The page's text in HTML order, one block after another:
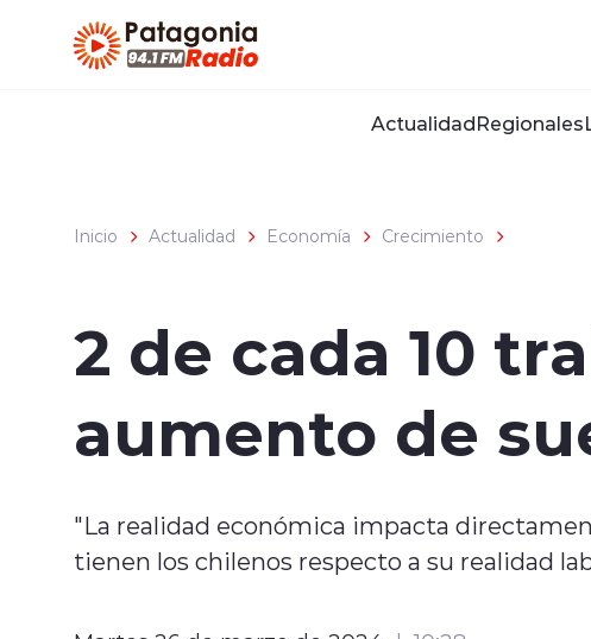
ActualidadRegionales
Inicio Actualidad Economía Crecimiento
2 de cada 10
aumento de
"La realidad económica impacta
tienen los chilenos respecto a su realidad